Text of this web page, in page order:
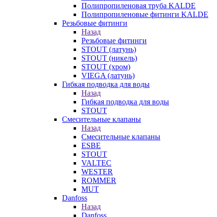
Полипропиленовая труба KALDE
Полипропиленовые фитинги KALDE
Резьбовые фитинги
Назад
Резьбовые фитинги
STOUT (латунь)
STOUT (никель)
STOUT (хром)
VIEGA (латунь)
Гибкая подводка для воды
Назад
Гибкая подводка для воды
STOUT
Смесительные клапаны
Назад
Смесительные клапаны
ESBE
STOUT
VALTEC
WESTER
ROMMER
MUT
Danfoss
Назад
Danfoss